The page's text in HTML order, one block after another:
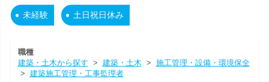
未経験 土日祝日休み
職種
建築・土木から探す > 建築・土木 > 施工管理・設備・環境保全
> 建築施工管理・工事監理者